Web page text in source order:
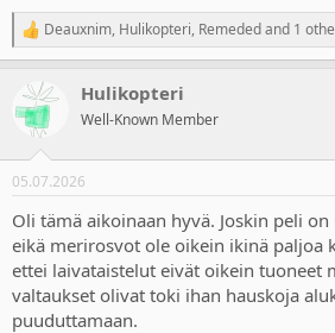
R
e
c
t
s
Deauxnim, Hulikopteri, Remededand 1
Hulikopteri
Well-Known Member
05.07.2026
Oli tämä aikoinaan hyvä. Joskin peli on
eikä merirosvot ole oikein ikinä paljoa
ettei laivataistelut eivät oikein tuoneet
valtaukset olivat toki ihan hauskoja
puuduttamaan.